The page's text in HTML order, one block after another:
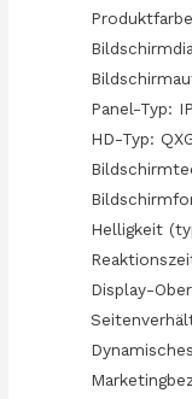
Panel-Typ:
HD-Typ:
Helligkeit
Display-